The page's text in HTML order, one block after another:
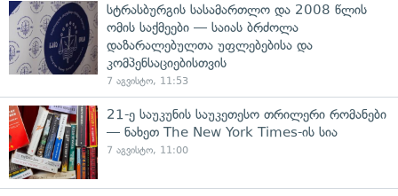
სტრასბურგის სასამართლო და 2008 წლის
ომის საქმეები — საიას ბრძოლა
დაზარალებულთა უფლებებისა და
კომპენსაციებისთვის
7 აგვისტო, 11:53
21-ე საუკუნის საუკეთესო თრილერი რომანები
— ნახეთ The New York Times-ის სია
7 აგვისტო, 11:00